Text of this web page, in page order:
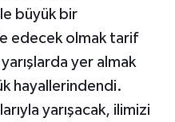
büyük bir
edecek olmak tarif
yer almak
hayallerindendi.
yarışacak, ilimizi